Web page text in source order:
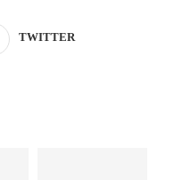
TWITTER